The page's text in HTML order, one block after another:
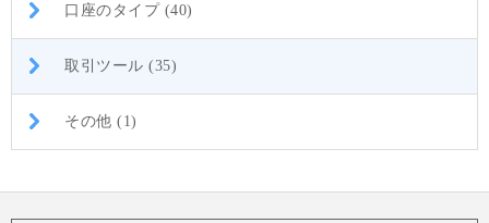
口座のタイプ (40)
取引ツール (35)
その他 (1)